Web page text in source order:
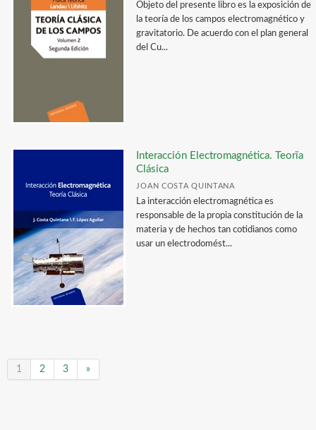
Objeto del presente libro es la exposición de
la teoría de los campos electromagnético y
gravitatorio. De acuerdo con el plan general
del Cu...
Interacción Electromagnética. Teorïa
Clásica
JOAN COSTA QUINTANA
La interacción electromagnética es
responsable de la propia constitución de la
materia y de hechos tan cotidianos como
usar un electrodomést...
1 2 3 »